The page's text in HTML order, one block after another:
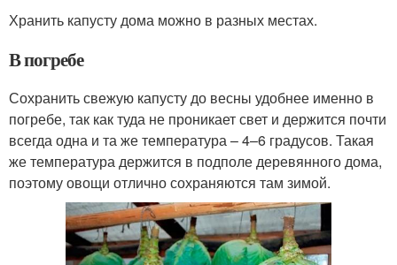
Хранить капусту дома можно в разных местах.
В погребе
Сохранить свежую капусту до весны удобнее именно в
погребе, так как туда не проникает свет и держится почти
всегда одна и та же температура – 4–6 градусов. Такая
же температура держится в подполе деревянного дома,
поэтому овощи отлично сохраняются там зимой.